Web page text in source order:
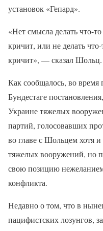
установок «Гепард».
«Нет смысла делать что-
кричит, или не делать
кричит», — сказал Шольц.
Как сообщалось, во время
Бундестаге
Украине тяжелых
партий, голосовавших
во главе с Шольцем хотя
тяжелых вооружений, но
свою позицию
конфликта.
Недавно о том, что в
пацифистских лозунгов,